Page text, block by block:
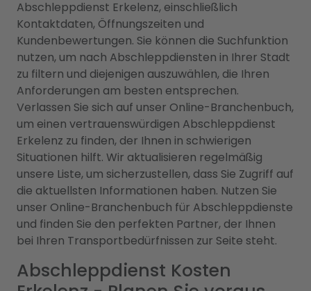
Abschleppdienst Erkelenz, einschließlich
Kontaktdaten, Öffnungszeiten und
Kundenbewertungen. Sie können die Suchfunktion
nutzen, um nach Abschleppdiensten in Ihrer Stadt
zu filtern und diejenigen auszuwählen, die Ihren
Anforderungen am besten entsprechen.
Verlassen Sie sich auf unser Online-Branchenbuch,
um einen vertrauenswürdigen Abschleppdienst
Erkelenz zu finden, der Ihnen in schwierigen
Situationen hilft. Wir aktualisieren regelmäßig
unsere Liste, um sicherzustellen, dass Sie Zugriff auf
die aktuellsten Informationen haben. Nutzen Sie
unser Online-Branchenbuch für Abschleppdienste
und finden Sie den perfekten Partner, der Ihnen
bei Ihren Transportbedürfnissen zur Seite steht.
Abschleppdienst Kosten